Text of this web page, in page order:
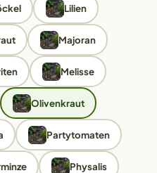
Lilien
Majoran
Melisse
Olivenkraut
Partytomaten
Physalis